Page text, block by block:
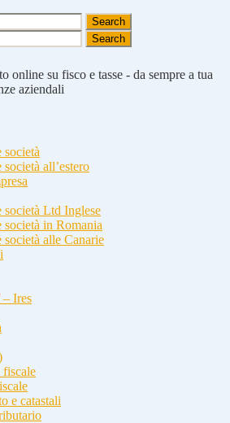
online su fisco e tasse - da sempre a tua
aziendali
società
all’estero
società Ltd Inglese
società in Romania
alle Canarie
Ires
fiscale
e catastali